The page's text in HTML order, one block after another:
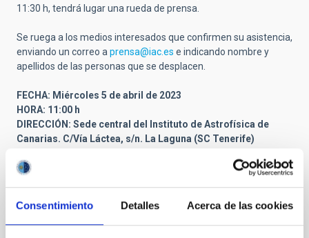
Consentimiento Detalles Acerca de las cookies
11:30 h, tendrá lugar una rueda de prensa.
Se ruega a los medios interesados que confirmen su asistencia,
enviando un correo a prensa@iac.es e indicando nombre y
apellidos de las personas que se desplacen.
FECHA: Miércoles 5 de abril de 2023
HORA: 11:00 h
DIRECCIÓN: Sede central del Instituto de Astrofísica de
Canarias. C/Vía Láctea, s/n. La Laguna (SC Tenerife)
Related projects